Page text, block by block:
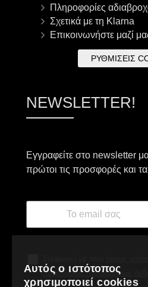
Πληροφορίες
Σχετικά με τη Klarna
Επικοινωνήστε μαζί
ΡΥΘΜΊΣΕΙΣ
NEWSLETTER!
Εγγραφείτε στο newsletter
πρώτοι τις προσφορές και
προστασίας προσωπικών
Αυτός ο ιστότοπος
χρησιμοποιεί cookies